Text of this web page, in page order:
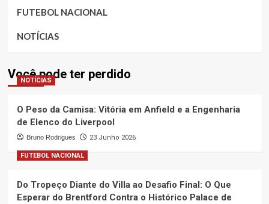
FUTEBOL NACIONAL
NOTÍCIAS
Você pode ter perdido
NOTÍCIAS
O Peso da Camisa: Vitória em Anfield e a Engenharia
de Elenco do Liverpool
Bruno Rodrigues 23 Junho 2026
FUTEBOL NACIONAL
Do Tropeço Diante do Villa ao Desafio Final: O Que
Esperar do Brentford Contra o Histórico Palace de